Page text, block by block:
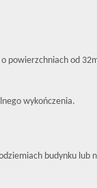
powierzchniach od
wykończenia.
budynku lub